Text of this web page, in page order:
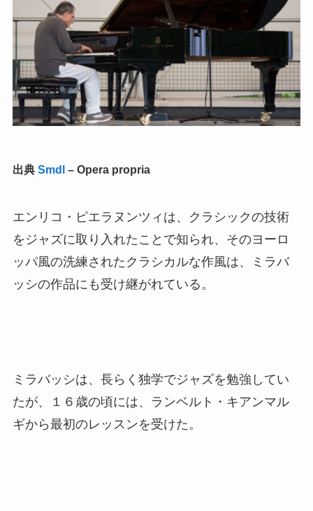
出典 Smdl– Opera propria
エンリコ・ピエラヌンツィは、クラシックの技術
をジャズに取り入れたことで知られ、そのヨーロ
ッパ風の洗練されたクラシカルな作風は、ミラバ
ッシの作品にも受け継がれている。
ミラバッシは、長らく独学でジャズを勉強してい
たが、１６歳の頃には、ランベルト・キアンマル
ギから最初のレッスンを受けた。